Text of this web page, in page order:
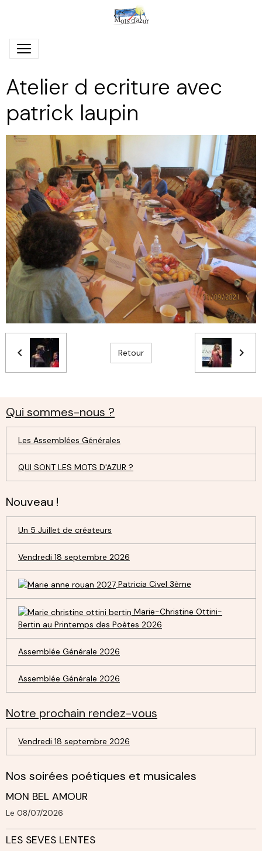
Atelier d ecriture avec
patrick laupin
Retour
Qui sommes-nous ?
Les Assemblées Générales
QUI SONT LES MOTS D'AZUR ?
Nouveau !
Un 5 Juillet de créateurs
Vendredi 18 septembre 2026
Patricia Civel 3ème
Marie-Christine Ottini-
Bertin au Printemps des Poètes 2026
Assemblée Générale 2026
Assemblée Générale 2026
Notre prochain rendez-vous
Vendredi 18 septembre 2026
Nos soirées poétiques et musicales
MON BEL AMOUR
Le 08/07/2026
LES SEVES LENTES